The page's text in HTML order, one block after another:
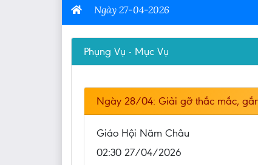
Ngày 27-04-2026
Phụng Vụ - Mục Vụ
Ngày 28/04: Giải gỡ thắc mắc,
Giáo Hội Năm Châu
02:30 27/04/2026